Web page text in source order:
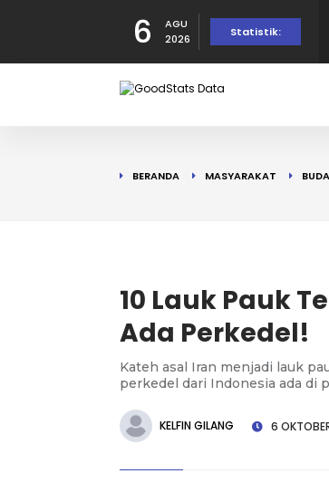
6
AGU
2026
Statistik:
BERANDA MASYARAKAT
10 Lauk Pauk
Ada Perkedel!
Kateh asal Iran menjadi lauk
perkedel dari Indonesia ada di
KELFIN GILANG 6